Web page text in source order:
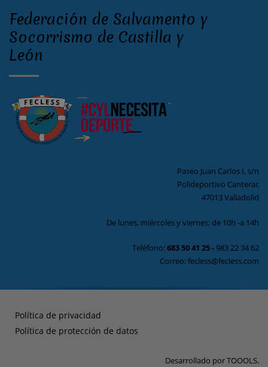
Federación de Salvamento y
Socorrismo de Castilla y
León
Paseo Juan Carlos I, s/n
Polideportivo Canterac
47013 Valladolid
De lunes, miércoles y viernes: de 10h -a 14h
Teléfono:683 50 41 25-983 22 34 62
Correo: fecless@fecless.com
Política de privacidad
Política de protección de datos
Desarrollado porTOOOLS.